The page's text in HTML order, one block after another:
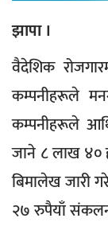
झापा ।
वैदेशिक
कम्पनीहरूले
कम्पनीहरूले
जाने ८ लाख ४०
बिमालेख जारी
२७ रुपैयाँ